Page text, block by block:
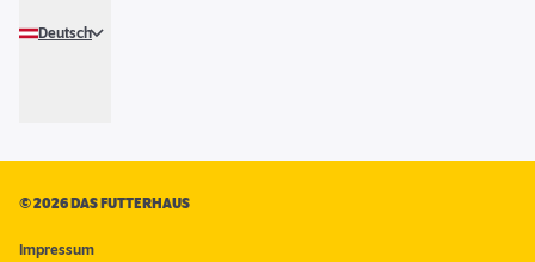
Deutsch
©2026 DAS FUTTERHAUS
Impressum